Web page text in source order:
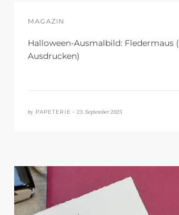
MAGAZIN
Halloween-Ausmalbild: Fledermaus
Ausdrucken)
by PAPETERIE • 23. September 2025